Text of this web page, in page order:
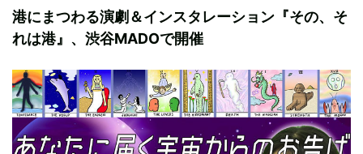
港にまつわる演劇＆インスタレーション『その、そ
れは港』、渋谷MADOで開催